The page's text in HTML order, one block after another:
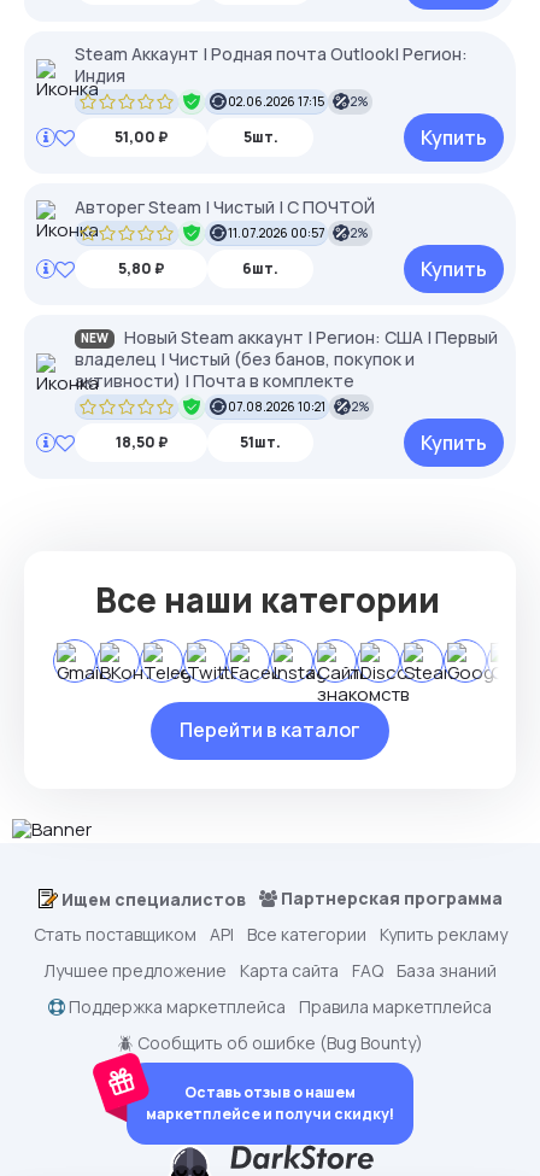
Steam Аккаунт | Родная почта Outlook| Регион:
Индия
02.06.2026 17:15 2%
51,00 ₽ 5шт. Купить
Авторег Steam | Чистый | С ПОЧТОЙ
11.07.2026 00:57 2%
5,80 ₽ 6шт. Купить
NEW
Новый Steam аккаунт | Регион: США | Первый
владелец | Чистый (без банов, покупок и
активности) | Почта в комплекте
07.08.2026 10:21 2%
18,50 ₽ 51шт. Купить
Все наши категории
Перейти в каталог
Ищем специалистов
Партнерская программа
Стать поставщиком
API Все категории
Купить рекламу
Лучшее предложение
Карта сайта FAQ
База знаний
Поддержка маркетплейса
Правила маркетплейса
🪲 Сообщить об ошибке (Bug Bounty)
Оставь отзыв о нашем
маркетплейсе и получи скидку!